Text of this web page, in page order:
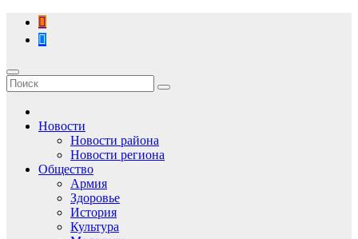
Перейти
содержимому
Новости
Новости района
Новости региона
Общество
Армия
Здоровье
История
Культура